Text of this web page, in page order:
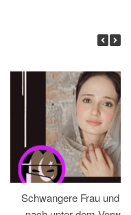
Schwangere Frau und